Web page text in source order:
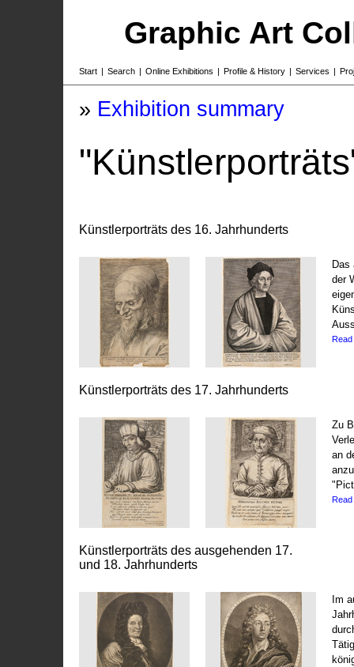
Graphic Art
Start | Search | Online Exhibitions | Profile & History | Services |
» Exhibition summary
Künstlerporträts des 16. Jahrhunderts
Das
der
Künstlerporträts des 17. Jahrhunderts
Zu
an
Künstlerporträts des ausgehenden 17.
und 18. Jahrhunderts
Im